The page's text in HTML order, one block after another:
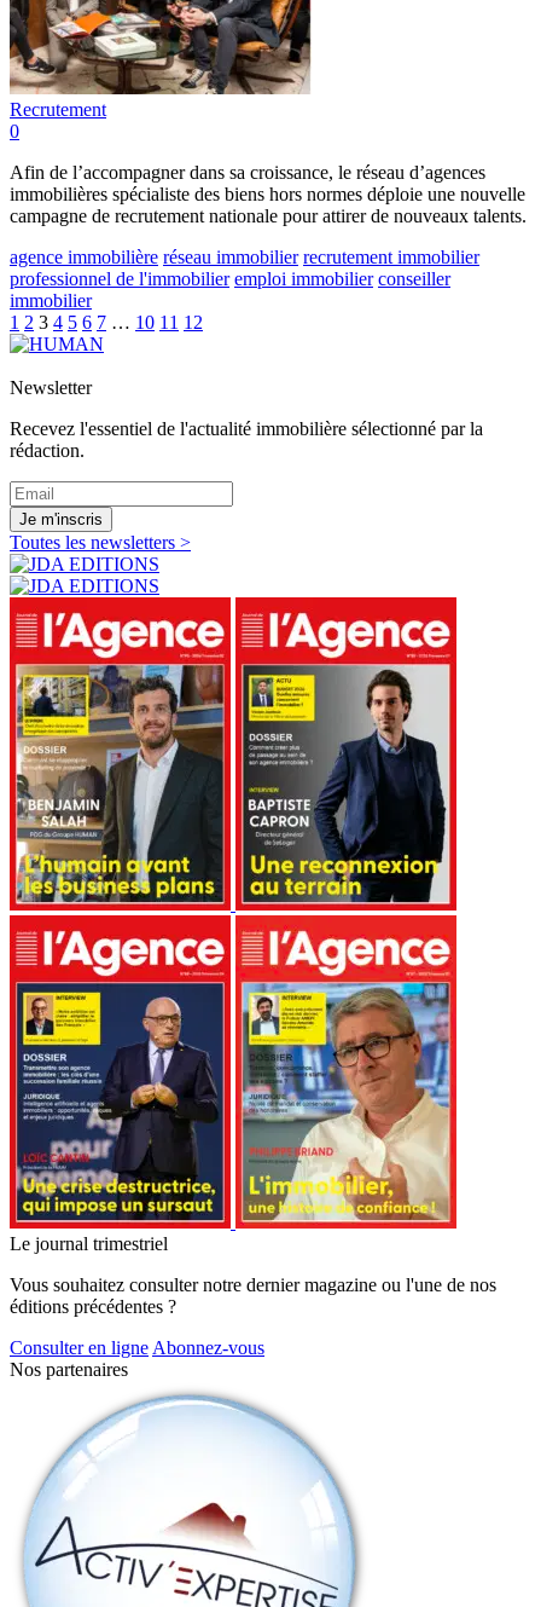
Recrutement
0
Afin de l’accompagner dans sa croissance, le réseau d’agences
immobilières spécialiste des biens hors normes déploie une nouvelle
campagne de recrutement nationale pour attirer de nouveaux talents.
agence immobilière réseau immobilier recrutement immobilier
professionnel de l'immobilier emploi immobilier conseiller
immobilier
1 2 3 4 5 6 7 … 10 11 12
Newsletter
Recevez l'essentiel de l'actualité immobilière sélectionné par la
rédaction.
Je m'inscris
Toutes les newsletters >
Le journal trimestriel
Vous souhaitez consulter notre dernier magazine ou l'une de nos
éditions précédentes ?
Consulter en ligne Abonnez-vous
Nos partenaires